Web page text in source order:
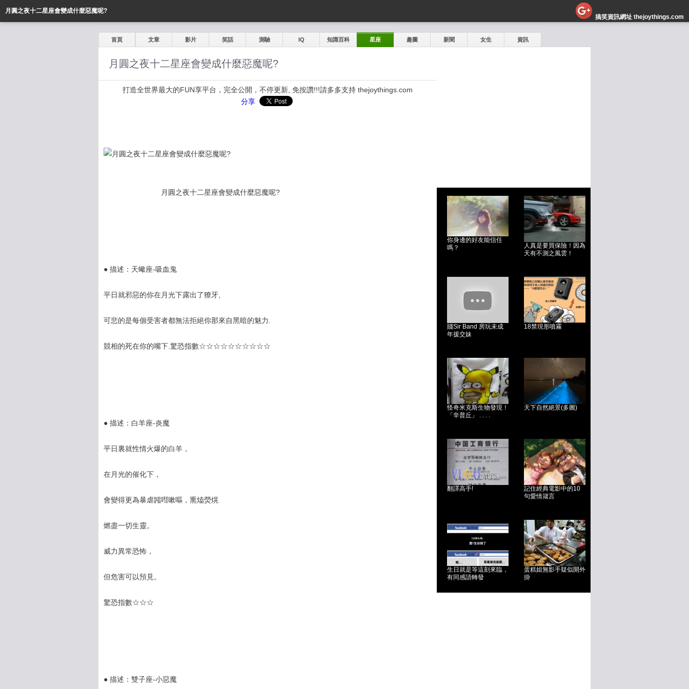
月圓之夜十二星座會變成什麼惡魔呢?
搞笑資訊網址 thejoythings.com
首頁 文章 影片 笑話 測驗 IQ 知識百科 星座 趣圖 新聞 女生 資訊
你身邊的好友能信任
嗎？
人真是要買保險！因為
天有不測之風雲！
賤Sir Band 房玩未成
年援交妹
18禁現形噴霧
怪奇米克斯生物發現！
「辛普丘」 . . . .
天下自然絕景(多圖)
翻譯高手!
記住經典電影中的10
句愛情箴言
生日就是等這刻來臨，
有同感請轉發
蛋糕姐無影手疑似開外
掛
月圓之夜十二星座會變成什麼惡魔呢?
打造全世界最大的FUN享平台，完全公開，不停更新, 免按讚!!!請多多支持 thejoythings.com
分享
月圓之夜十二星座會變成什麼惡魔呢?
● 描述：天蠍座-吸血鬼
平日就邪惡的你在月光下露出了獠牙,
可悲的是每個受害者都無法拒絕你那來自黑暗的魅力.
競相的死在你的嘴下.驚恐指數☆☆☆☆☆☆☆☆☆☆
● 描述：白羊座-炎魔
平日裏就性情火爆的白羊，
在月光的催化下，
會變得更為暴虐嘂嘒嗽嘔，熏熆熒熀
燃盡一切生靈。
威力異常恐怖，
但危害可以預見。
驚恐指數☆☆☆
● 描述：雙子座-小惡魔